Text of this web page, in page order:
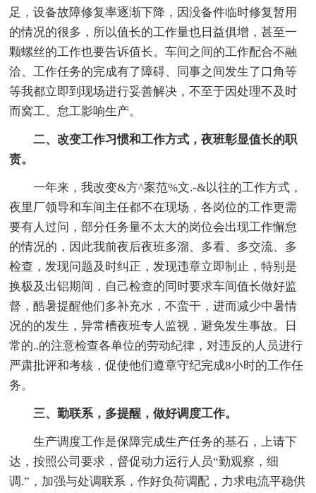
足，设备故障修复率逐渐下降，因没备件临时修复暂用
的情况的很多，所以值长的工作量也日益俱增，甚至一
颗螺丝的工作也要告诉值长。车间之间的工作配合不融
洽、工作任务的完成有了障碍、同事之间发生了口角等
等我都立即到现场进行妥善解决，不至于因处理不及时
而窝工、怠工影响生产。
二、改变工作习惯和工作方式，夜班彰显值长的职
责。
一年来，我改变&方^案范%文.-&以往的工作方式，
夜里厂领导和车间主任都不在现场，各岗位的工作更需
要有人过问，部分任务量不太大的岗位会出现工作懈怠
的情况的，因此我前夜后夜班多溜、多看、多交流、多
检查，发现问题及时纠正，发现违章立即制止，特别是
换极及出铝期间，自己检查的同时要求车间值长做好监
督，酷暑提醒他们多补充水，不蛮干，进而减少中暑情
况的的发生，异常槽夜班专人监视，避免发生事故。日
常的..的注意检查各单位的劳动纪律，对违反的人员进行
严肃批评和考核，促使他们遵章守纪完成8小时的工作任
务。
三、勤联系，多提醒，做好调度工作。
生产调度工作是保障完成生产任务的基石，上请下
达，按照公司要求，督促动力运行人员“勤观察，细
调.”，加强与处调联系，作好负荷调配，力求电流平稳供